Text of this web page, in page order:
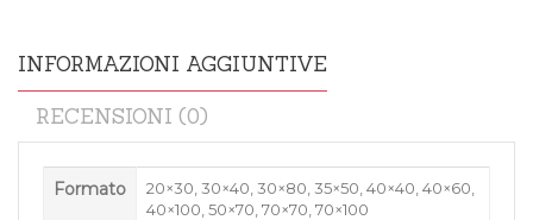
INFORMAZIONI AGGIUNTIVE
RECENSIONI (0)
Formato
20×30, 30×40, 30×80, 35×50, 40×40, 40×60,
40×100, 50×70, 70×70, 70×100